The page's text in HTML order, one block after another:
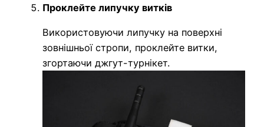
Проклейте липучку витків
Використовуючи липучку на поверхні
зовнішньої стропи, проклейте витки,
згортаючи джгут-турнікет.